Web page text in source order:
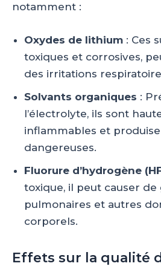
notamment :
Oxydes de lithium : Ces
toxiques et corrosives,
des irritations
Solvants organiques :
l’électrolyte, ils sont
inflammables et
dangereuses.
Fluorure d’hydrogène
toxique, il peut causer de
pulmonaires et autres
corporels.
Effets sur la qualité